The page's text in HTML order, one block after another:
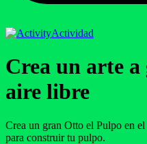
Actividad
Crea un arte a
aire libre
Crea un gran Otto el Pulpo en
para construir tu pulpo.